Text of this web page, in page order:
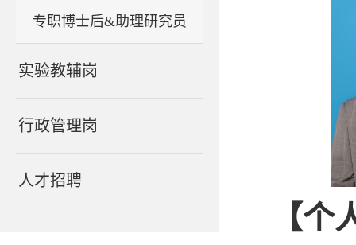
专职博士后&助理研究员
实验教辅岗
行政管理岗
人才招聘
【个